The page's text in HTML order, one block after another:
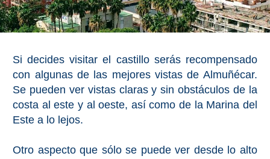
Cuevas de Nerja
El Torcal de Antequera
Parqe AquaTropic
LOS
Si decides visitar el castillo serás recompensado
con algunas de las mejores vistas de Almuñécar.
Se pueden ver vistas claras y sin obstáculos de la
costa al este y al oeste, así como de la Marina del
Este a lo lejos.
Otro aspecto que sólo se puede ver desde lo alto